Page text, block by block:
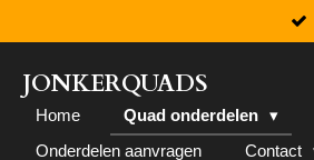
direct
naar
de
hoofdinhoud
JONKERQUADS
Home Quad onderdelen
Onderdelen aanvragen
Contact